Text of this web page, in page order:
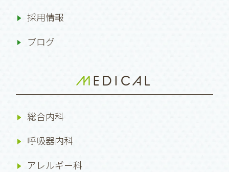
採用情報
ブログ
MEDICAL
総合内科
呼吸器内科
アレルギー科